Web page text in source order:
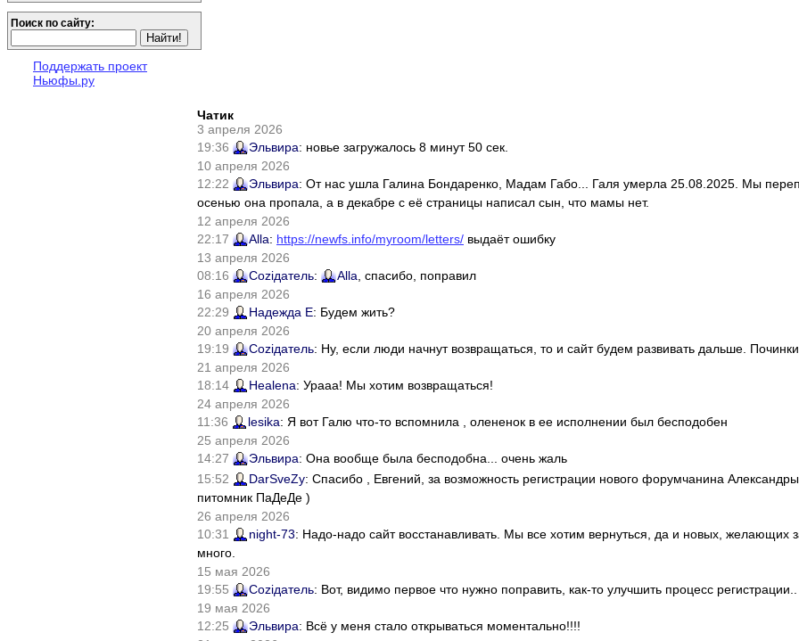
Поиск по сайту:
Поддержать проект
Ньюфы.ру
Чатик
3 апреля 2026
19:36
Эльвира: новье загружалось 8 минут 50 сек.
10 апреля 2026
12:22
Эльвира: От нас ушла Галина Бондаренко, Мадам Габо... Галя умерла 25.08.2025. Мы
осенью она пропала, а в декабре с её страницы написал сын, что мамы нет.
12 апреля 2026
22:17
Alla: https://newfs.info/myroom/letters/ выдаёт ошибку
13 апреля 2026
08:16
Соziдатель: Alla , спасибо, поправил
16 апреля 2026
22:29
Надежда Е: Будем жить?
20 апреля 2026
19:19
Соziдатель: Ну, если люди начнут возвращаться, то и сайт будем развивать дальше.
21 апреля 2026
18:14
Healena: Урааа! Мы хотим возвращаться!
24 апреля 2026
11:36
lesika: Я вот Галю что-то вспомнила , олененок в ее исполнении был бесподобен
25 апреля 2026
14:27
Эльвира: Она вообще была бесподобна... очень жаль
15:52
DarSveZy: Спасибо , Евгений, за возможность регистрации нового форумчанина
питомник ПаДеДе )
26 апреля 2026
10:31
night-73: Надо-надо сайт восстанавливать. Мы все хотим вернуться, да и новых, желающих
много.
15 мая 2026
19:55
Соziдатель: Вот, видимо первое что нужно поправить, как-то улучшить процесс регистрации..
19 мая 2026
12:25
Эльвира: Всё у меня стало открываться моментально!!!!